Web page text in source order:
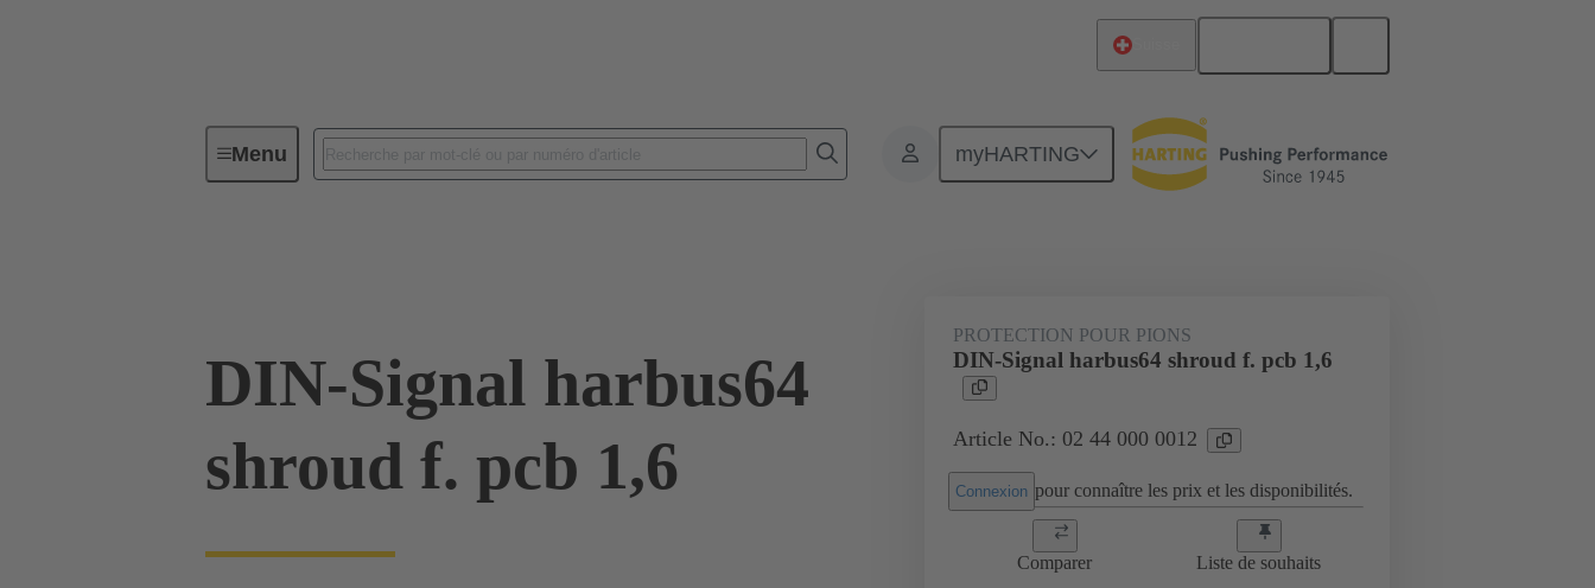
Menu myHARTING
Connectivité d'Equipements Connecteurs carte à carte Produits Raccordement carte mère à carte fille
DIN-Signal harbus64
shroud f. pcb 1,6
PROTECTION POUR PIONS
DIN-Signal harbus64 shroud f. pcb 1,6
Article No.: 02 44 000 0012
Connexion pour connaître les prix et les disponibilités.
Comparer Liste de souhaits